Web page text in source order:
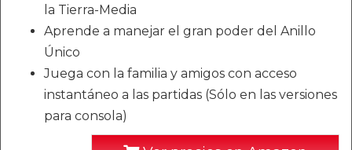
la Tierra-Media
Aprende a manejar el gran poder del Anillo
Único
Juega con la familia y amigos con acceso
instantáneo a las partidas (Sólo en las versiones
para consola)